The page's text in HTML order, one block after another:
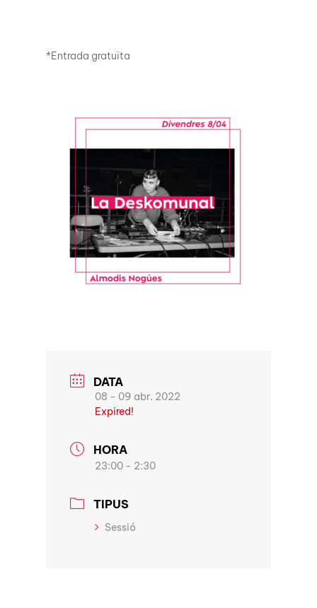
*Entrada gratuïta
DATA
08 - 09 abr. 2022
Expired!
HORA
23:00 - 2:30
TIPUS
Sessió